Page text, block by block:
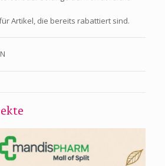
Artikel, die bereits rabattiert sind.